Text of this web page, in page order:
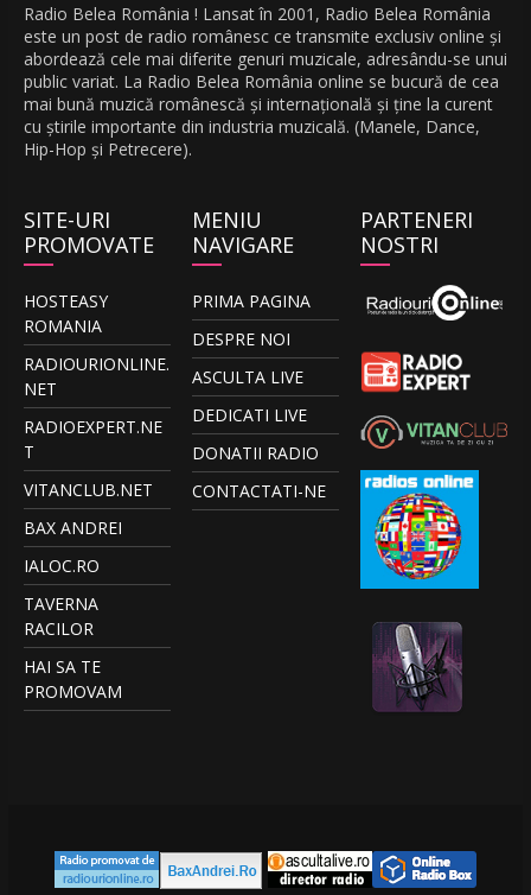
Radio Belea România ! Lansat în 2001, Radio Belea România
este un post de radio românesc ce transmite exclusiv online și
abordează cele mai diferite genuri muzicale, adresându-se unui
public variat. La Radio Belea România online se bucură de cea
mai bună muzică românescă și internațională și ține la curent
cu știrile importante din industria muzicală. (Manele, Dance,
Hip-Hop și Petrecere).
SITE-URI
PROMOVATE
HOSTEASY
ROMANIA
RADIOURIONLINE.
NET
RADIOEXPERT.NE
T
VITANCLUB.NET
BAX ANDREI
IALOC.RO
TAVERNA
RACILOR
HAI SA TE
PROMOVAM
MENIU
NAVIGARE
PRIMA PAGINA
DESPRE NOI
ASCULTA LIVE
DEDICATI LIVE
DONATII RADIO
CONTACTATI-NE
PARTENERI
NOSTRI